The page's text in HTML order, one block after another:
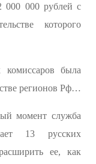
000 000 рублей с
которого
была
регионов Рф…
момент служба
13 русских
ее, как